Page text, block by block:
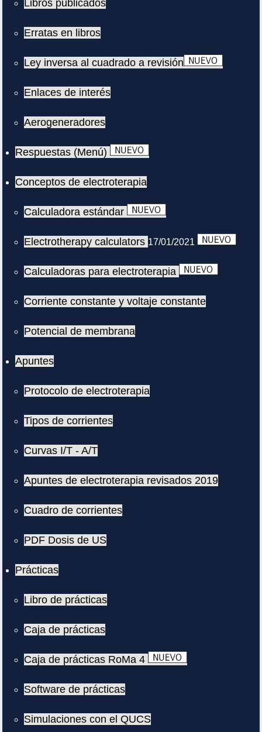
Libros publicados
Erratas en libros
Ley inversa al cuadrado a revisión
Enlaces de interés
Aerogeneradores
Respuestas (Menú)
Conceptos de electroterapia
Calculadora estándar
Electrotherapy calculators 17/01/2021
Calculadoras para electroterapia
Corriente constante y voltaje constante
Potencial de membrana
Apuntes
Protocolo de electroterapia
Tipos de corrientes
Curvas I/T - A/T
Apuntes de electroterapia revisados 2019
Cuadro de corrientes
PDF Dosis de US
Prácticas
Libro de prácticas
Caja de prácticas
Caja de prácticas RoMa 4
Software de prácticas
Simulaciones con el QUCS